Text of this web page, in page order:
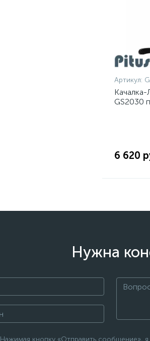
Артикул:
GS2030
6 620
Нужна
Нажимая кнопку «Отправить сообщение»,